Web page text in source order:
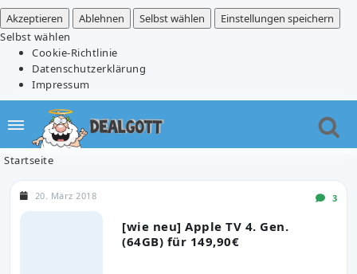
Akzeptieren
Ablehnen Selbst wählen
Einstellungen speichern
Selbst wählen
Cookie-Richtlinie
Datenschutzerklärung
Impressum
Startseite
[wie neu] Apple TV 4. Gen.
(64GB) für 149,90€
20. März 2018 3